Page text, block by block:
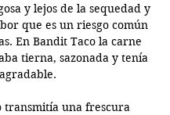
y lejos de la sequedad y
que es un riesgo común
En Bandit Taco la carne
tierna, sazonada y tenía
transmitía una frescura